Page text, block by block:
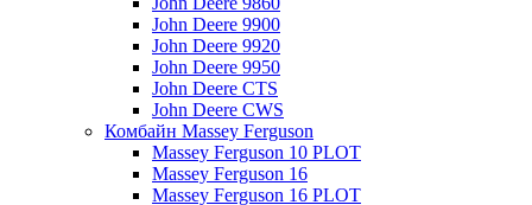
John Deere 9900
John Deere 9920
John Deere 9950
John Deere CTS
John Deere CWS
Комбайн Massey Ferguson
Massey Ferguson 10 PLOT
Massey Ferguson 16
Massey Ferguson 16 PLOT